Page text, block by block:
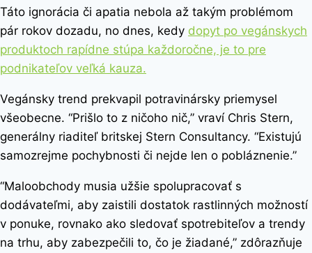
Táto ignorácia či apatia nebola až takým problémom
pár rokov dozadu, no dnes, kedy dopyt po vegánskych
produktoch rapídne stúpa každoročne, je to pre
podnikateľov veľká kauza.
Vegánsky trend prekvapil potravinársky priemysel
všeobecne. “Prišlo to z ničoho nič,” vraví Chris Stern,
generálny riaditeľ britskej Stern Consultancy. “Existujú
samozrejme pochybnosti či nejde len o pobláznenie.”
“Maloobchody musia užšie spolupracovať s
dodávateľmi, aby zaistili dostatok rastlinných možností
v ponuke, rovnako ako sledovať spotrebiteľov a trendy
na trhu, aby zabezpečili to, čo je žiadané,” zdôrazňuje